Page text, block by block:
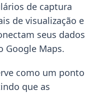
de captura
de visualização e
seus dados
Google Maps.
como um ponto
que as